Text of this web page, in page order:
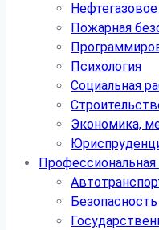
Пожарная
Психология
Социальная
Экономика,
Безопасность